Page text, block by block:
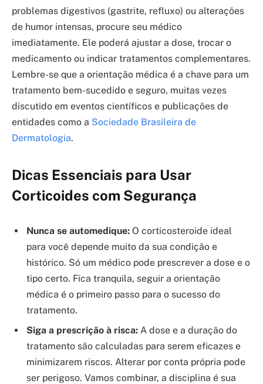
problemas digestivos (gastrite, refluxo) ou alterações
de humor intensas, procure seu médico
imediatamente. Ele poderá ajustar a dose, trocar o
medicamento ou indicar tratamentos complementares.
Lembre-se que a orientação médica é a chave para um
tratamento bem-sucedido e seguro, muitas vezes
discutido em eventos científicos e publicações de
entidades como a Sociedade Brasileira de
Dermatologia.
Dicas Essenciais para Usar
Corticoides com Segurança
Nunca se automedique: O corticosteroide ideal
para você depende muito da sua condição e
histórico. Só um médico pode prescrever a dose e o
tipo certo. Fica tranquila, seguir a orientação
médica é o primeiro passo para o sucesso do
tratamento.
Siga a prescrição à risca: A dose e a duração do
tratamento são calculadas para serem eficazes e
minimizarem riscos. Alterar por conta própria pode
ser perigoso. Vamos combinar, a disciplina é sua